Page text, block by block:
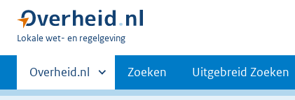
U
hier:
Lokale wet- en regelgeving
Primaire
Andere
sites
Overheid.nl Zoeken Uitgebreid Zoeken